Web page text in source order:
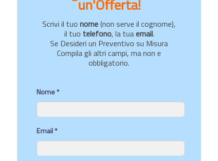
un'Offerta!
Scrivi il tuo nome(non serve il cognome),
il tuo telefono, la tuaemail.
Se Desideri un Preventivo su Misura
Compila gli altri campi, ma non e
obbligatorio.
Nome *
Email *